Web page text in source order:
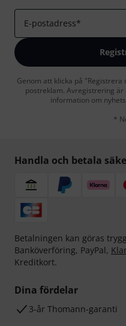
E-postadress*
Genom att klicka på
postreklam. Avregistrering
information om
*
Handla och betala
Betalningen kan göras
Banköverföring, PayPal,
Kreditkort.
Dina fördelar
3-år Thomann-garanti